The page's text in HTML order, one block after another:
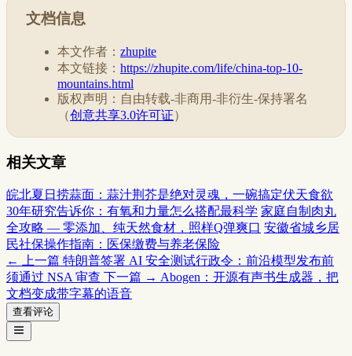
文档信息
本文作者： zhupite
本文链接： https://zhupite.com/life/china-top-10-
mountains.html
版权声明：自由转载-非商用-非衍生-保持署名
（创意共享3.0许可证）
相关文章
皖北夏日捞蒜面：蒜汁荆芥是绝对灵魂，一碗搞定伏天食欲
30年研究告诉你：有氧和力量怎么搭配最科学 家庭自制肉丸
全攻略 — 零添加、纯天然食材，照样Q弹爽口 安徽省城乡居
民社保操作指南：医保缴费与养老保险
← 上一篇 特朗普签署 AI 安全测试行政令：前沿模型发布前
须通过 NSA 审查 下一篇 → Abogen：开源有声书生成器，把
文档变成带字幕的语音
查看评论